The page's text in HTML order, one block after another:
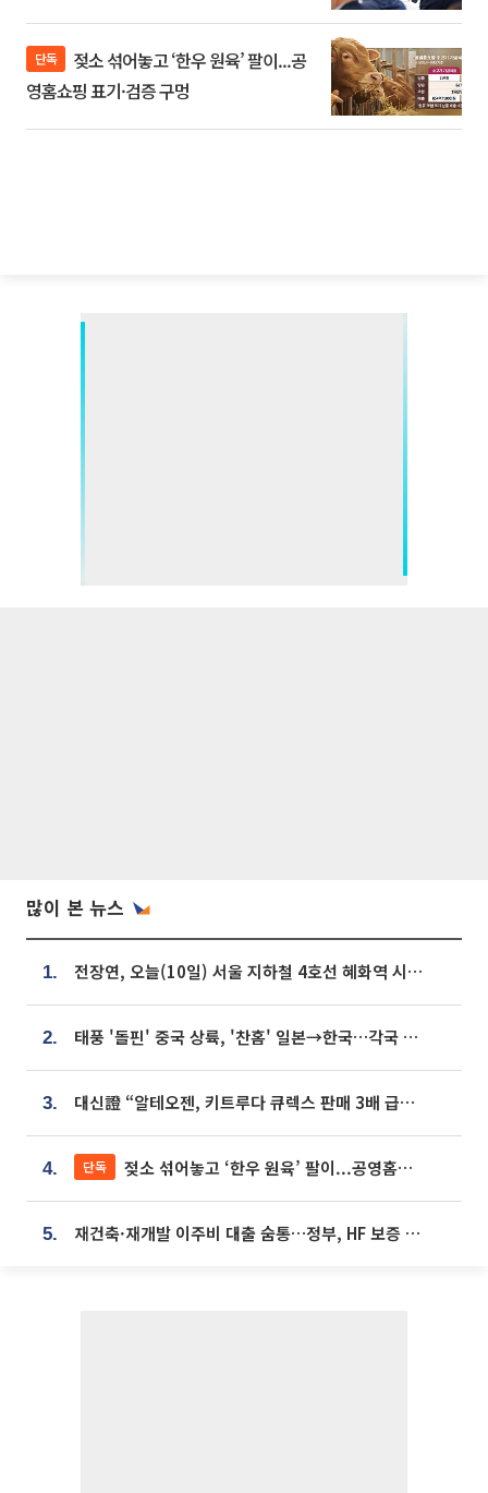
단독
영홈쇼핑 표기·검증 구멍
많이 본 뉴스
1. 전장연, 오늘(10일) 서울 지하철 4호선 혜화역 시위…1호선 용산역 무정차
2. 태풍 '돌핀' 중국 상륙, '찬홈' 일본→한국…각국 기상청 예상 경로는?
3. 대신證 “알테오젠, 키트루다 큐렉스 판매 3배 급증…목표가 41만원 상향”
4. 단독 젖소 섞어놓고 ‘한우 원육’ 팔이...공영홈쇼핑 표기·검증 구멍
5. 재건축·재개발 이주비 대출 숨통…정부, HF 보증 신설 추진